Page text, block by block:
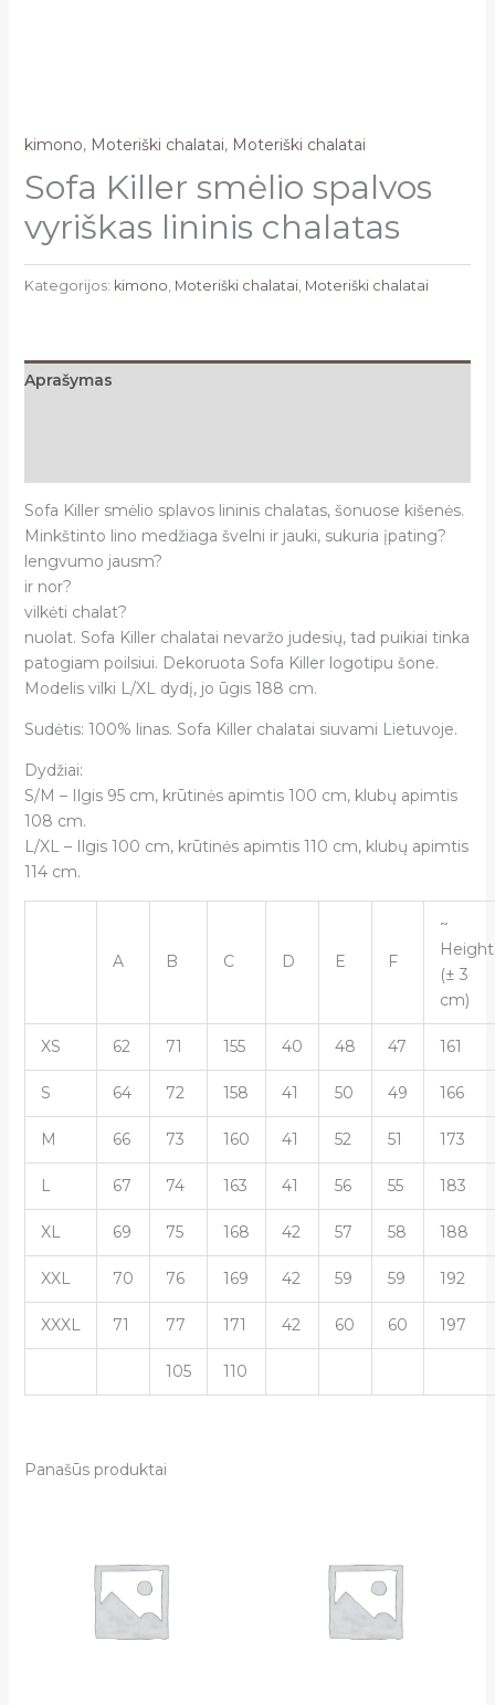
kimono, Moteriški chalatai, Moteriški chalatai
Sofa Killer smėlio spalvos
vyriškas lininis chalatas
Kategorijos: kimono Moteriški chalatai, Moteriški chalatai
Aprašymas
Sofa Killer smėlio splavos lininis chalatas, šonuose kišenės.
Minkštinto lino medžiaga švelni ir jauki, sukuria įpating?
lengvumo jausm?
ir nor?
vilkėti chalat?
nuolat. Sofa Killer chalatai nevaržo judesių, tad puikiai tinka
patogiam poilsiui. Dekoruota Sofa Killer logotipu šone.
Modelis vilki L/XL dydį, jo ūgis 188 cm.
Sudėtis: 100% linas. Sofa Killer chalatai siuvami Lietuvoje.
Dydžiai:
S/M – Ilgis 95 cm, krūtinės apimtis 100 cm, klubų apimtis
108 cm.
L/XL – Ilgis 100 cm, krūtinės apimtis 110 cm, klubų apimtis
114 cm.
A B C D E F
~
Height
(± 3
cm)
XS 62 71 155 40 48 47 161
S 64 72 158 41 50 49 166
M 66 73 160 41 52 51 173
L 67 74 163 41 56 55 183
XL 69 75 168 42 57 58 188
XXL 70 76 169 42 59 59 192
XXXL 71 77 171 42 60 60 197
105 110
Panašūs produktai